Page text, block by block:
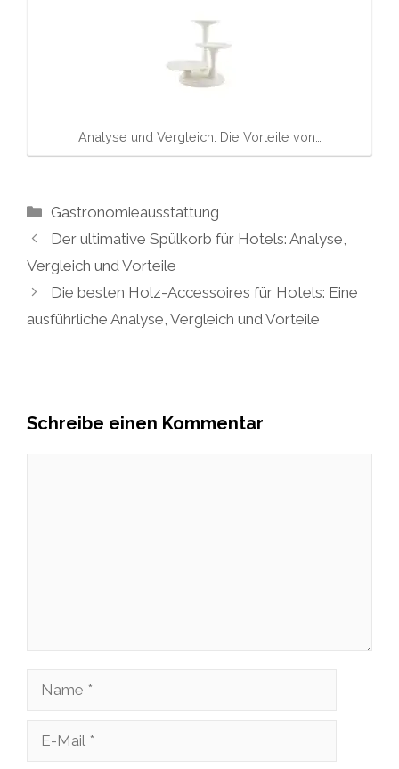
Analyse und Vergleich: Die Vorteile von…
Kategorien
Gastronomieausstattung
Der ultimative Spülkorb für Hotels: Analyse,
Vergleich und Vorteile
Die besten Holz-Accessoires für Hotels: Eine
ausführliche Analyse, Vergleich und Vorteile
Schreibe einen Kommentar
Name